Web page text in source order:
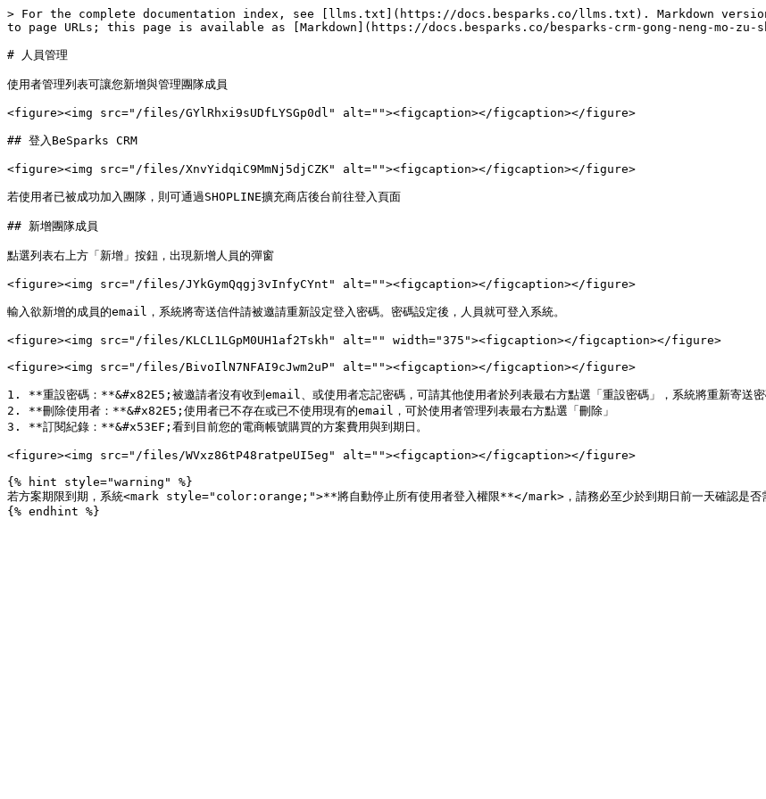
> For the complete documentation index, see [llms.txt](https://docs.besparks.co/llms.txt). Markdown
to page URLs; this page is available as [Markdown](https://docs.besparks.co/besparks-crm-gong-neng-mo-zu-
# 人員管理
使用者管理列表可讓您新增與管理團隊成員
<figure><img src="/files/GYlRhxi9sUDfLYSGp0dl" alt=""><figcaption></figcaption></figure>
## 登入BeSparks CRM
<figure><img src="/files/XnvYidqiC9MmNj5djCZK" alt=""><figcaption></figcaption></figure>
若使用者已被成功加入團隊，則可通過SHOPLINE擴充商店後台前往登入頁面
## 新增團隊成員
點選列表右上方「新增」按鈕，出現新增人員的彈窗
<figure><img src="/files/JYkGymQqgj3vInfyCYnt" alt=""><figcaption></figcaption></figure>
輸入欲新增的成員的email，系統將寄送信件請被邀請重新設定登入密碼。密碼設定後，人員就可登入系統。
<figure><img src="/files/KLCL1LGpM0UH1af2Tskh" alt="" width="375"><figcaption></figcaption></figure>
<figure><img src="/files/BivoIlN7NFAI9cJwm2uP" alt=""><figcaption></figcaption></figure>
1. **重設密碼：**&#x82E5;被邀請者沒有收到email、或使用者忘記密碼，可請其他使用者於列表最右方點選「重設密碼」，系統將重新寄送密
2. **刪除使用者：**&#x82E5;使用者已不存在或已不使用現有的email，可於使用者管理列表最右方點選「刪除」
3. **訂閱紀錄：**&#x53EF;看到目前您的電商帳號購買的方案費用與到期日。
<figure><img src="/files/WVxz86tP48ratpeUI5eg" alt=""><figcaption></figcaption></figure>
{% hint style="warning" %}
若方案期限到期，系統<mark style="color:orange;">**將自動停止所有使用者登入權限**</mark>，請務必至少於到期日前一天確認是否需